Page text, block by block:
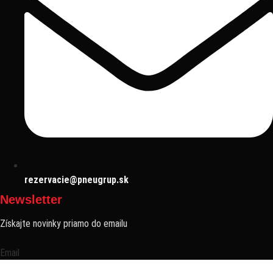
rezervacie@pneugrup.sk
Newsletter
Získajte novinky priamo do emailu
Email